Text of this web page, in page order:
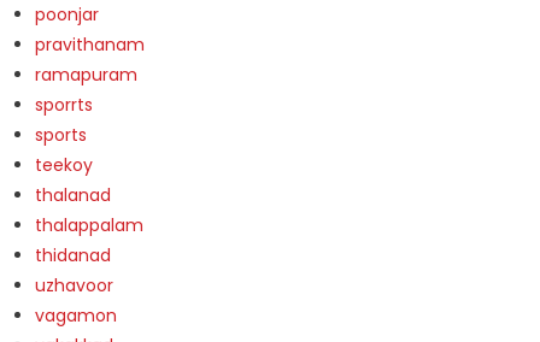
poonjar
pravithanam
ramapuram
sporrts
sports
teekoy
thalanad
thalappalam
thidanad
uzhavoor
vagamon